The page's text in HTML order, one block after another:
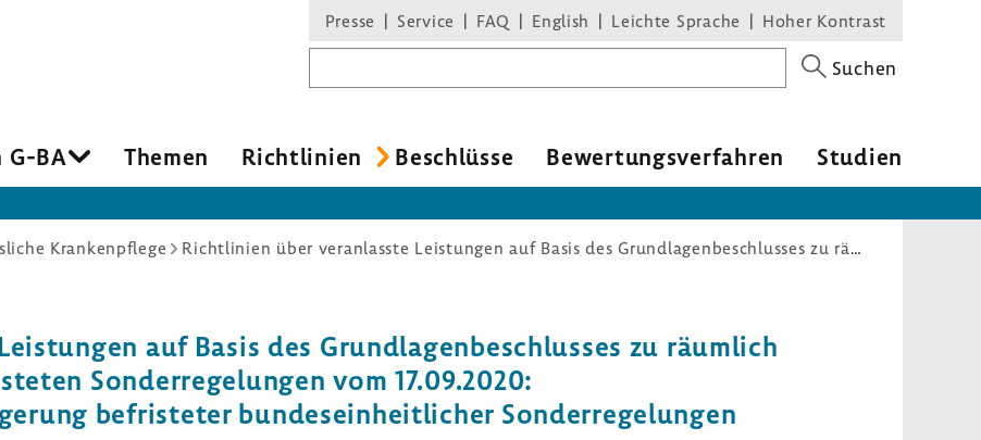
Presse Service FAQ English Leichte Sprache Hoher Kontrast
Suchen
G-BA Themen Richt­li­nien Beschlüsse Bewer­tungs­ver­fahren Studien
Krankenpflege Richtlinien über veranlasste Leistungen auf Basis des Grundlagenbeschlusses zu räumlich begrenzten und zeitlich befristeten Sonderregelungen vom 17.09.2020: COVID-19-Epidemie – Verlängerung befristeter bundeseinheitlicher Sonderregelungen
auf Basis des Grund­la­gen­be­schlusses zu räum­lich
Sonder­re­ge­lungen vom 17.09.2020:
befris­teter bundes­ein­heit­li­cher Sonder­re­ge­lungen